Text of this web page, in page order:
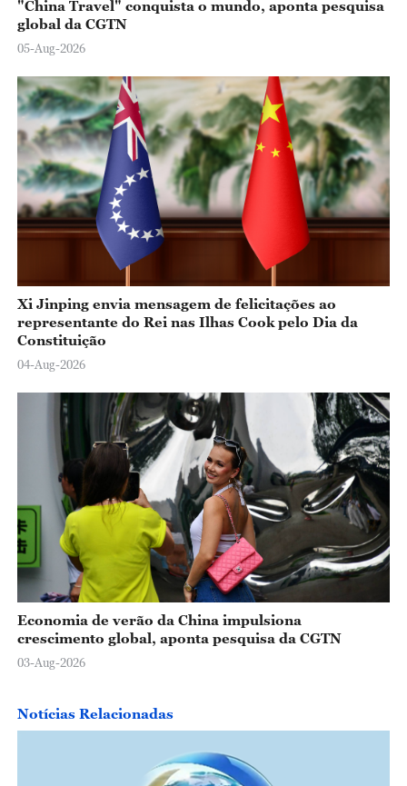
"China Travel" conquista o mundo, aponta pesquisa
global da CGTN
05-Aug-2026
Xi Jinping envia mensagem de felicitações ao
representante do Rei nas Ilhas Cook pelo Dia da
Constituição
04-Aug-2026
Economia de verão da China impulsiona
crescimento global, aponta pesquisa da CGTN
03-Aug-2026
Notícias Relacionadas